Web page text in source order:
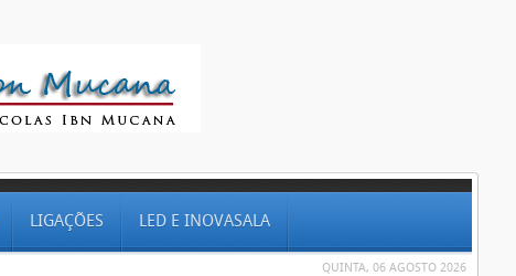
LIGAÇÕES LED E INOVASALA
QUINTA, 06 AGOSTO 2026